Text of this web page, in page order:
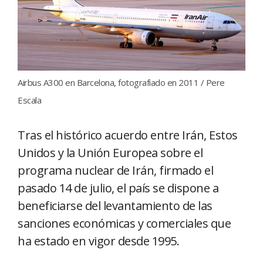
Airbus A300 en Barcelona, fotografiado en 2011 / Pere
Escala
Tras el histórico acuerdo entre Irán, Estos
Unidos y la Unión Europea sobre el
programa nuclear de Irán, firmado el
pasado 14 de julio, el país se dispone a
beneficiarse del levantamiento de las
sanciones económicas y comerciales que
ha estado en vigor desde 1995.